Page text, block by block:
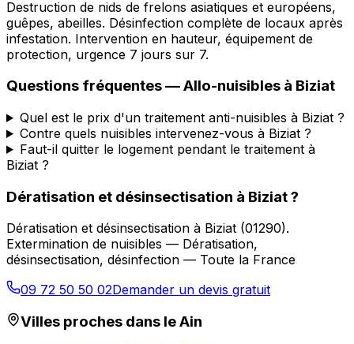
Destruction de nids de frelons asiatiques et européens,
guêpes, abeilles. Désinfection complète de locaux après
infestation. Intervention en hauteur, équipement de
protection, urgence 7 jours sur 7.
Questions fréquentes —Allo-nuisibles à Biziat
Quel est le prix d'un traitement anti-nuisibles à Biziat ?
Contre quels nuisibles intervenez-vous à Biziat ?
Faut-il quitter le logement pendant le traitement à
Biziat ?
Dératisation et désinsectisation à Biziat?
Dératisation et désinsectisation à Biziat (01290).
Extermination de nuisibles — Dératisation,
désinsectisation, désinfection — Toute la France
09 72 50 50 02Demander un devis gratuit
Villes proches dans leAin